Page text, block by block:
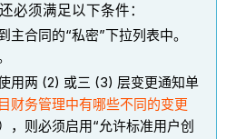
必须满足以下条件：
主合同的“私密”下拉列表中。
用两 (2) 或三 (3) 层变更通知单
财务管理中有哪些不同的变更
，则必须启用“允许标准用户创